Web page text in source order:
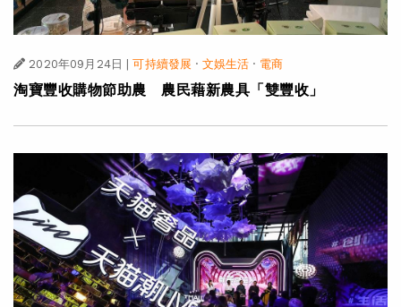
2020年09月24日 | 可持續發展 · 文娛生活 · 電商
淘寶豐收購物節助農 農民藉新農具「雙豐收」